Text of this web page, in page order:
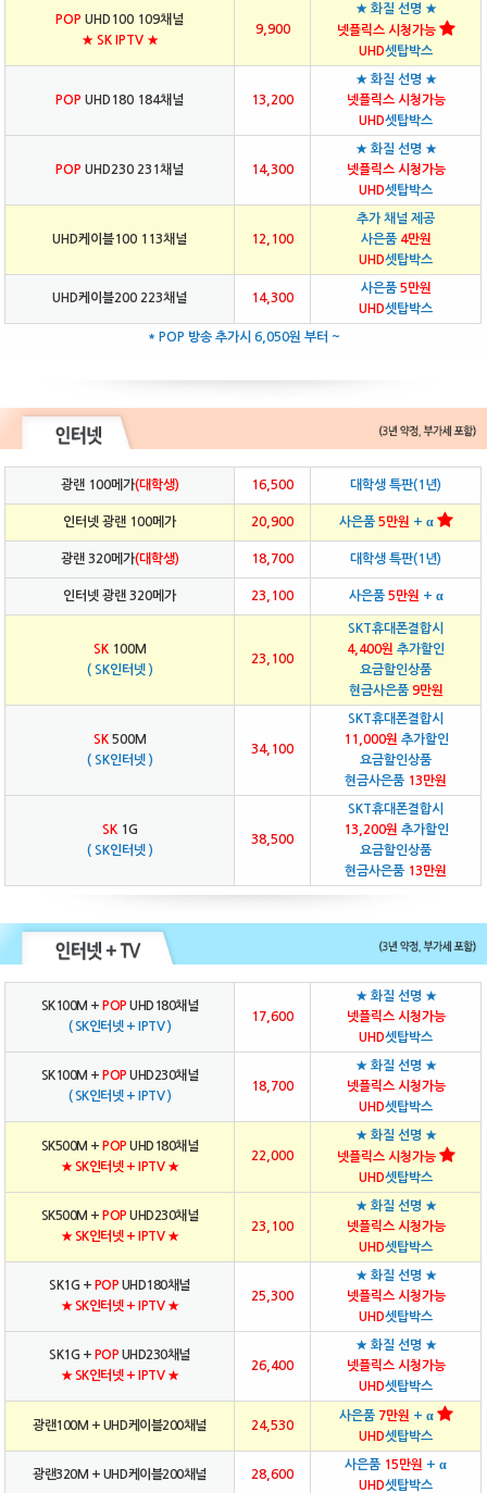
POP UHD100 109채널
★ SK IPTV ★
9,900
★ 화질 선명 ★
넷플릭스 시청가능
UHD셋탑박스
POP UHD180 184채널 13,200
★ 화질 선명 ★
넷플릭스 시청가능
UHD셋탑박스
POP UHD230 231채널 14,300
★ 화질 선명 ★
넷플릭스 시청가능
UHD셋탑박스
UHD케이블100 113채널 12,100
추가 채널 제공
사은품 4만원
UHD셋탑박스
UHD케이블200 223채널 14,300
사은품 5만원
UHD셋탑박스
* POP 방송 추가시 6,050원 부터 ~
광랜 100메가(대학생) 16,500 대학생 특판(1년)
인터넷 광랜 100메가 20,900 사은품 5만원 + α
광랜 320메가(대학생) 18,700 대학생 특판(1년)
인터넷 광랜 320메가 23,100 사은품 5만원 + α
SK100M
( SK인터넷 )
23,100
SKT휴대폰결합시
4,400원 추가할인
요금할인상품
현금사은품 9만원
SK500M
( SK인터넷 )
34,100
SKT휴대폰결합시
11,000원 추가할인
요금할인상품
현금사은품 13만원
SK1G
( SK인터넷 )
38,500
SKT휴대폰결합시
13,200원 추가할인
요금할인상품
현금사은품 13만원
SK100M + POP UHD180채널
( SK인터넷 + IPTV )
17,600
★ 화질 선명 ★
넷플릭스 시청가능
UHD셋탑박스
SK100M + POP UHD230채널
( SK인터넷 + IPTV )
18,700
★ 화질 선명 ★
넷플릭스 시청가능
UHD셋탑박스
SK500M + POP UHD180채널
★ SK인터넷 + IPTV ★
22,000
★ 화질 선명 ★
넷플릭스 시청가능
UHD셋탑박스
SK500M + POP UHD230채널
★ SK인터넷 + IPTV ★
23,100
★ 화질 선명 ★
넷플릭스 시청가능
UHD셋탑박스
SK1G + POP UHD180채널
★ SK인터넷 + IPTV ★
25,300
★ 화질 선명 ★
넷플릭스 시청가능
UHD셋탑박스
SK1G + POP UHD230채널
★ SK인터넷 + IPTV ★
26,400
★ 화질 선명 ★
넷플릭스 시청가능
UHD셋탑박스
광랜100M + UHD케이블200채널 24,530
사은품 7만원 + α
UHD셋탑박스
광랜320M + UHD케이블200채널 28,600
사은품 15만원 + α
UHD셋탑박스